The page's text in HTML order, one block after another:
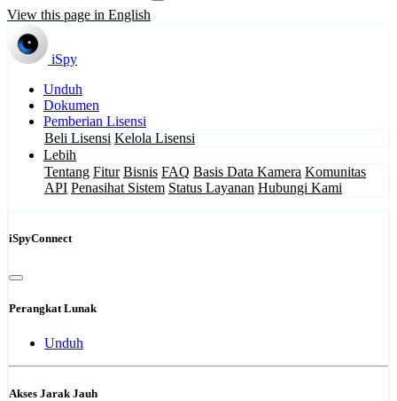
View this page in English
iSpy
Unduh
Dokumen
Pemberian Lisensi
Beli Lisensi Kelola Lisensi
Lebih
Tentang Fitur Bisnis FAQ Basis Data Kamera Komunitas
API Penasihat Sistem Status Layanan Hubungi Kami
iSpyConnect
Perangkat Lunak
Unduh
Akses Jarak Jauh